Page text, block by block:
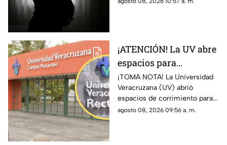
¡ATENCIÓN! La UV abre
espacios para
aspirantes de nuevo
ingreso en Veracruz;
esto debe hacer
¡TOMA NOTA! La Universidad
Veracruzana (UV) abrió
espacios de corrimiento para
los aspirantes de nuevo
agosto 08, 2026 09:56 a. m.